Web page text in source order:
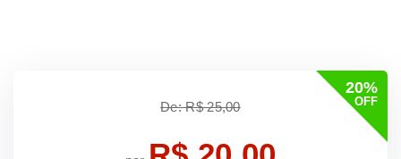
20%
OFF
De: R$ 25,00